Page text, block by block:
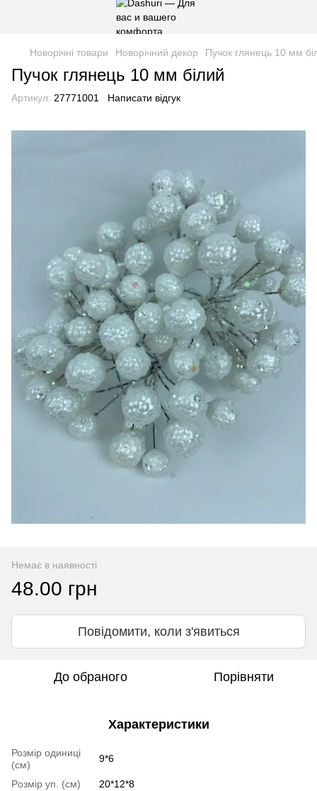
Новорічні товари Новорічний декор Пучок глянець 10 мм
Пучок глянець 10 мм білий
Артикул: 27771001 Написати відгук
Немає в наявності
48.00 грн
Повідомити, коли з'явиться
До обраного Порівняти
Характеристики
Розмір одиниці
(cм)
9*6
Pозмір уп. (cм) 20*12*8